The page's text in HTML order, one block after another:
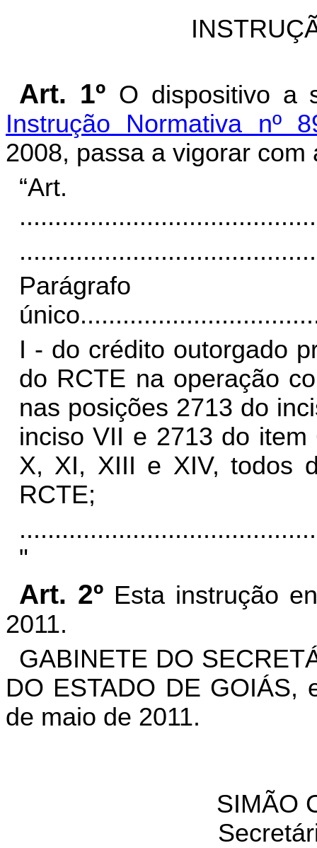
Art. 1º O dispositivo a
Instrução Normativa nº
2008, passa a vigorar com
Parágrafo
único
I - do crédito outorgado
do RCTE na operação
nas posições 2713 do
inciso VII e 2713 do
X, XI, XIII e XIV, todos
RCTE;
"
Art. 2º Esta instrução
2011.
GABINETE DO
DO ESTADO DE GOIÁS,
de maio de 2011.
SIMÃO